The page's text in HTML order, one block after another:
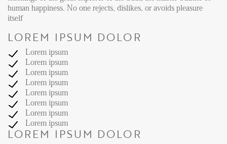
human happiness. No one rejects, dislikes, or avoids pleasure
itself
LOREM IPSUM DOLOR
Lorem ipsum
Lorem ipsum
Lorem ipsum
Lorem ipsum
Lorem ipsum
Lorem ipsum
Lorem ipsum
Lorem ipsum
LOREM IPSUM DOLOR
Den Haag
Hillegersberg
Rotterdam